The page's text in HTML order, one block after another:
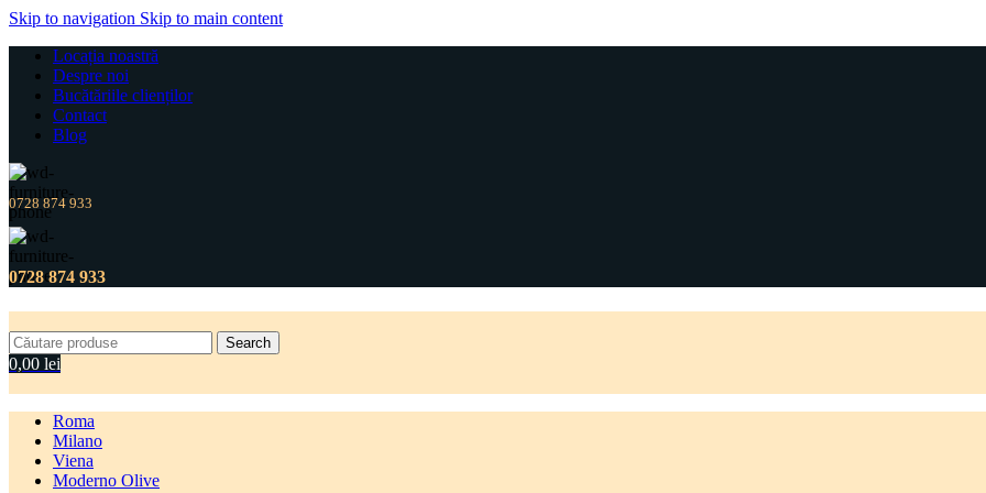
Skip to navigation Skip to main content
Locația noastră
Despre noi
Bucătăriile clienților
Contact
Blog
0728 874 933
0728 874 933
Search
0,00 lei
Roma
Milano
Viena
Moderno Olive